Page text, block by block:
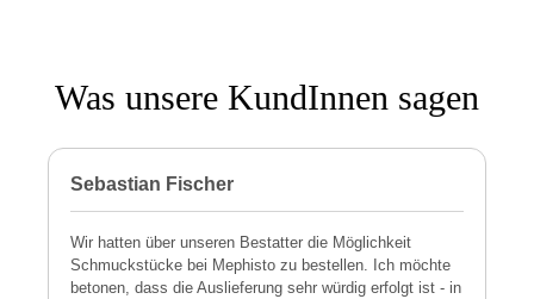
Was unsere KundInnen sagen
Sebastian Fischer
Wir hatten über unseren Bestatter die Möglichkeit
Schmuckstücke bei Mephisto zu bestellen. Ich möchte
betonen, dass die Auslieferung sehr würdig erfolgt ist - in